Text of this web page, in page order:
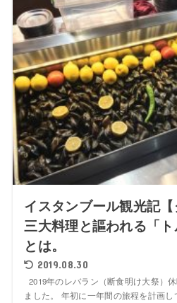
イスタンブール観光記
三大料理と謳われる「
とは。
2019.08.30
2019年のレバラン（断食明け大祭）
ました。 年初に一年間の旅程を計画